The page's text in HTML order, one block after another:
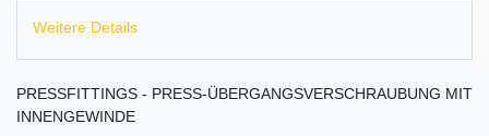
Weitere Details
PRESSFITTINGS - PRESS-ÜBERGANGSVERSCHRAUBUNG MIT
INNENGEWINDE